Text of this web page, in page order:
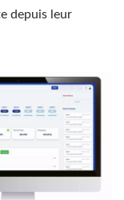
depuis leur